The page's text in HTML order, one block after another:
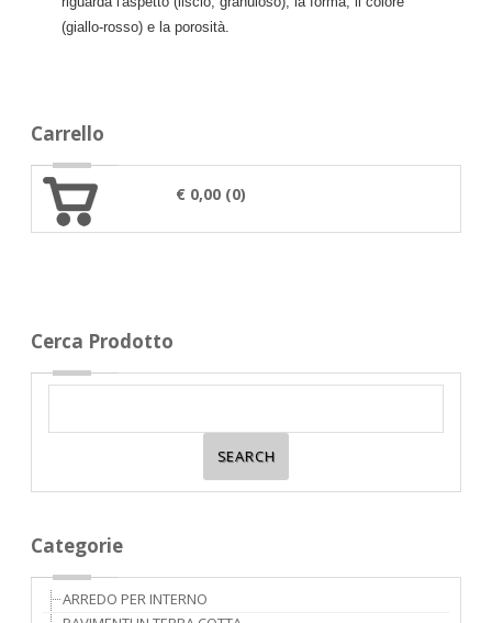
(giallo-rosso) e la porosità.
Carrello
€ 0,00 (0)
Cerca Prodotto
Categorie
ARREDO PER INTERNO